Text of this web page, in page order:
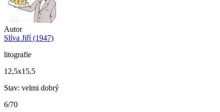
Autor
Slíva Jiří (1947)
litografie
12,5x15,5
Stav: velmi dobrý
6/70